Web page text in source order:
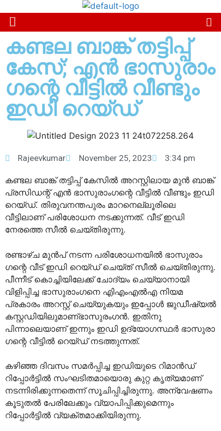
കണ്ടല ബാങ്ക് തട്ടിപ്പ്
കേസ്; എൻ ഭാസുരാം​
ഗന്റെ വീട്ടിൽ വീണ്ടും
ഇഡി റെയ്ഡ്
Rajeevkumar November 25, 2023 3:34 pm
കണ്ടല ബാങ്ക് തട്ടിപ്പ് കേസിൽ അറസ്റ്റിലായ മുൻ ബാങ്ക്
പ്രസിഡന്റ് എൻ ഭാസുരാം​ഗന്റെ വീട്ടിൽ വീണ്ടും ഇഡി
റെയ്ഡ്. തിരുവനന്തപുരം മാറനെല്ലൂരിലെ
വീട്ടിലാണ് പരിശോധന നടക്കുന്നത്. വീട് ഇഡി
നേരത്തെ സീൽ ചെയ്തിരുന്നു.
രണ്ടാഴ്ച മുൻപ് നടന്ന പരിശോധനയിൽ ഭാസുരാം​
ഗന്റെ വീട് ഇഡി റെയ്ഡ് ചെയ്ത് സീൽ ചെയ്തിരുന്നു.
പീന്നീട് കൊച്ചിയിലേക്ക് ചോദ്യം ചെയ്യാനായി
വിളിപ്പിച്ച ഭാസുരാം​ഗനെ എിഎംഎൽഎ നിയമ
പ്രകാരം അറസ്റ്റ് ചെയ്യുകയും ഇപ്പോൾ ജുഡീഷ്യൽ
കസ്റ്റഡിയിലുമാണ്ഭാസുരം​ഗൻ. ഇതിനു
പിന്നാലെയാണ് ഇന്നും ഇഡി ഉദ്യോ​ഗസ്ഥർ ഭാസുരാ​
ഗന്റെ വീട്ടിൽ റെയ്ഡ് നടത്തുന്നത്.
കഴിഞ്ഞ ദിവസം സമർപ്പിച്ച ഇഡിയുടെ റിമാൻഡ്
റിപ്പോർട്ടിൽ സംഘടിതമായൊരു കുറ്റ കൃത്യമാണ്
നടന്നിരിക്കുന്നതെന്ന് സൂചിപ്പിച്ചിരുന്നു. അന്വേഷണം
കൂടുതൽ പേരിലേക്കും വ്യാപിപ്പിക്കുമെന്നും
റിപ്പോർട്ടിൽ വ്യക്തമാക്കിയിരുന്നു.